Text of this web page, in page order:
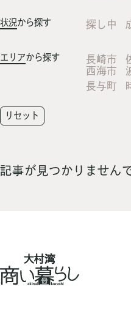
状況から探す 探し中
エリアから探す 長崎市
西海市
長与町
リセット
記事が見つかりません